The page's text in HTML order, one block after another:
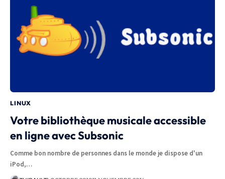
LINUX
Votre bibliothèque musicale accessible
en ligne avec Subsonic
Comme bon nombre de personnes dans le monde je dispose d'un
iPod,…